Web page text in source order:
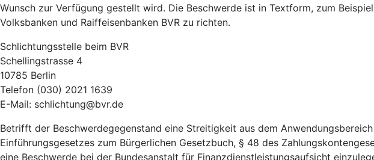
Wunsch zur Verfügung gestellt wird. Die Beschwerde ist in Textform, zum
Volksbanken und Raiffeisenbanken BVR zu richten.
Schlichtungsstelle beim BVR
Schellingstrasse 4
10785 Berlin
Telefon (030) 2021 1639
E-Mail: schlichtung@bvr.de
Betrifft der Beschwerdegegenstand eine Streitigkeit aus dem
Einführungsgesetzes zum Bürgerlichen Gesetzbuch, § 48 des
eine Beschwerde bei der Bundesanstalt für Finanzdienstleistungsaufsicht